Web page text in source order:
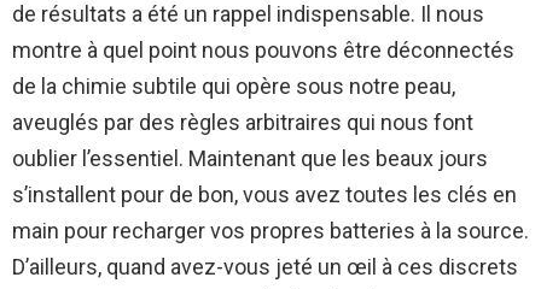
de résultats a été un rappel indispensable. Il nous
montre à quel point nous pouvons être déconnectés
de la chimie subtile qui opère sous notre peau,
aveuglés par des règles arbitraires qui nous font
oublier l’essentiel. Maintenant que les beaux jours
s’installent pour de bon, vous avez toutes les clés en
main pour recharger vos propres batteries à la source.
D’ailleurs, quand avez-vous jeté un œil à ces discrets